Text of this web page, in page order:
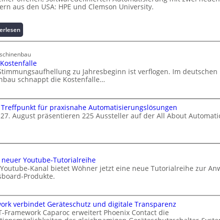
aus den USA: HPE und Clemson University.
:
U
i
v
e
l
A
t
m
a
t
o
n
.
zu Jahresbeginn ist verflogen. Im deutschen
schnappt die Kostenfalle…
Treffpunkt für praxisnahe Automatisierungslösungen
August präsentieren 225 Aussteller auf der All About
Youtube-Tutorialreihe
Kanal bietet Wöhner jetzt eine neue Tutorialreihe zur
Produkte.
verbindet Geräteschutz und digitale Transparenz
Framework Caparoc erweitert Phoenix Contact die